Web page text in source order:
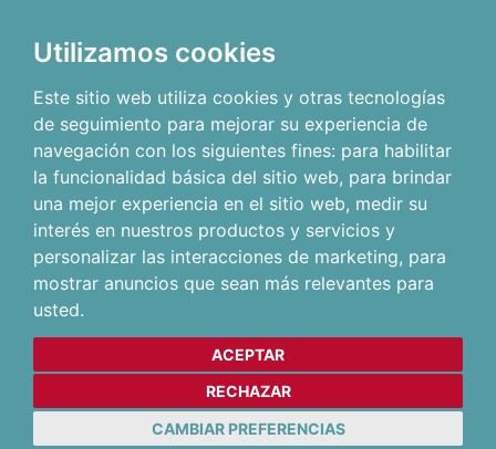
Utilizamos cookies
Este sitio web utiliza cookies y otras tecnologías
de seguimiento para mejorar su experiencia de
navegación con los siguientes fines: para habilitar
la funcionalidad básica del sitio web, para brindar
una mejor experiencia en el sitio web, medir su
interés en nuestros productos y servicios y
personalizar las interacciones de marketing, para
mostrar anuncios que sean más relevantes para
usted.
ACEPTAR
RECHAZAR
CAMBIAR PREFERENCIAS